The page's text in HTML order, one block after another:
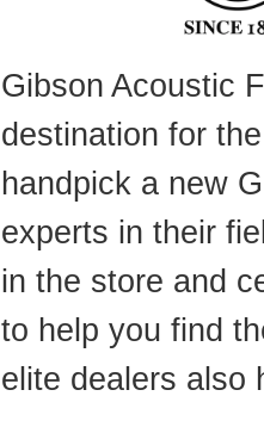
Gibson Acoustic
destination for
handpick a new
experts in their
in the store and
to help you find
elite dealers also